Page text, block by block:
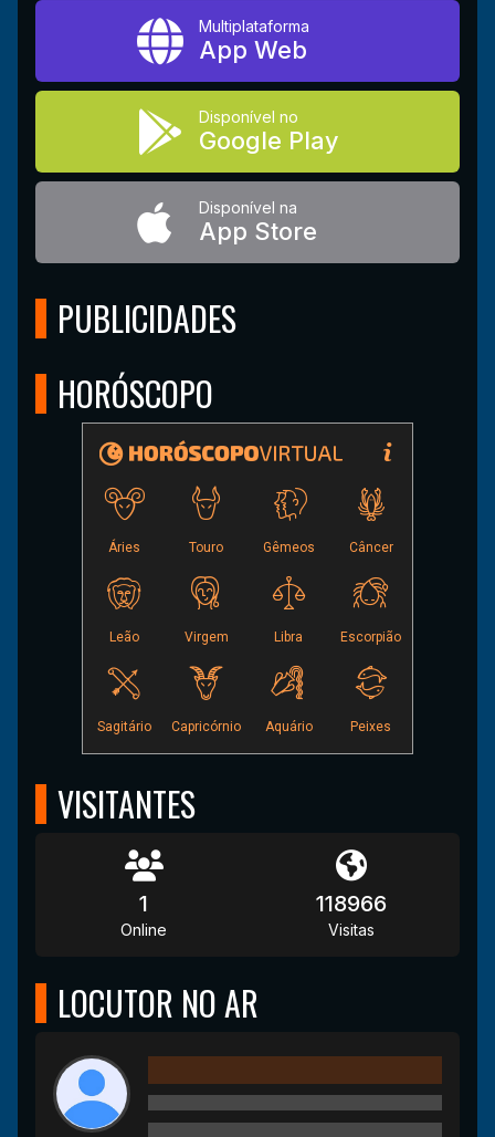
Multiplataforma
App Web
Disponível no
Google Play
Disponível na
App Store
PUBLICIDADES
HORÓSCOPO
VISITANTES
1
Online
118966
Visitas
LOCUTOR NO AR